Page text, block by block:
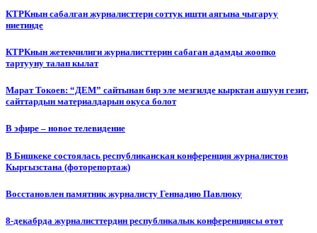
КТРКнын сабалган журналисттери соттук ишти аягына чыгаруу
ниетинде
КТРКнын жетекчилиги журналисттерин сабаган адамды жоопко
тартууну талап кылат
Марат Токоев: “ДЕМ” сайтынан бир эле мезгилде кырктан ашуун гезит,
сайттардын материалдарын окуса болот
В эфире – новое телевидение
В Бишкеке состоялась республиканская конференция журналистов
Кыргызстана (фоторепортаж)
Восстановлен памятник журналисту Геннадию Павлюку
8-декабрда журналисттердин республикалык конференциясы өтөт